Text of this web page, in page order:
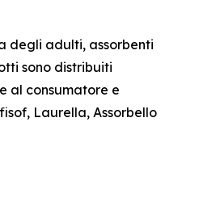
degli adulti, assorbenti
sono distribuiti
al consumatore e
Laurella, Assorbello